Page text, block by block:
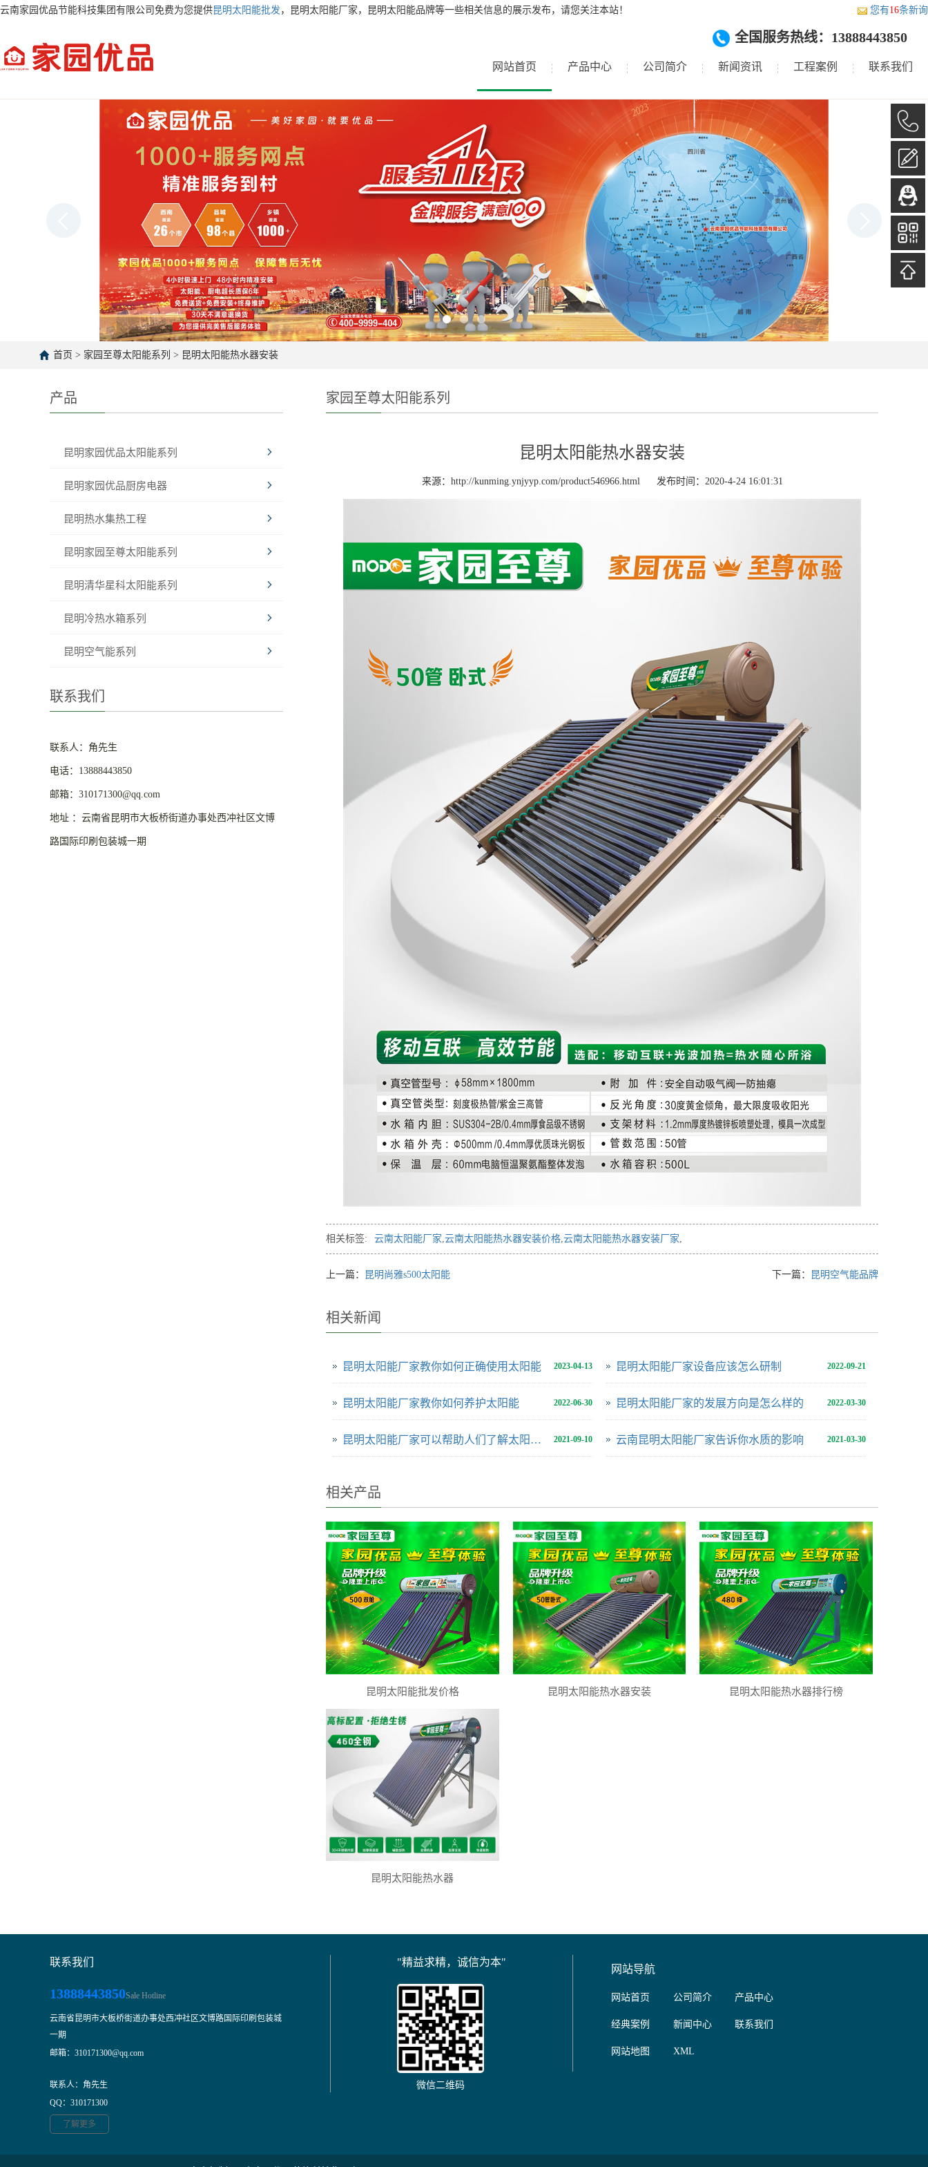
云南家园优品节能科技集团有限公司免费为您提供昆明太阳能批发 ，昆明太阳能厂家，昆明太阳能品牌等一些相关信息的展示发布，请您关注本站！ 您有16条新
网站首页 产品中心 公司简介 新闻资讯 工程案例 联系我们
全国服务热线：13888443850
首页 > 家园至尊太阳能系列 > 昆明太阳能热水器安装
产品
昆明家园优品太阳能系列
昆明家园优品厨房电器
昆明热水集热工程
昆明家园至尊太阳能系列
昆明清华星科太阳能系列
昆明冷热水箱系列
昆明空气能系列
联系我们
联系人：角先生
电话：13888443850
邮箱：310171300@qq.com
地址 ：云南省昆明市大板桥街道办事处西冲社区文博
路国际印刷包装城一期
家园至尊太阳能系列
昆明太阳能热水器安装
来源：http://kunming.ynjyyp.com/product546966.html 发布时间：2020-4-24 16:01:31
相关标签: 云南太阳能厂家,云南太阳能热水器安装价格,云南太阳能热水器安装厂家,
上一篇： 昆明尚雅s500太阳能 下一篇： 昆明空气能品牌
相关新闻
2023-04-13
昆明太阳能厂家教你如何正确使用太阳能 2022-09-21
昆明太阳能厂家设备应该怎么研制
2022-06-30
昆明太阳能厂家教你如何养护太阳能 2022-03-30
昆明太阳能厂家的发展方向是怎么样的
2021-09-10
昆明太阳能厂家可以帮助人们了解太阳能设备 2021-03-30
云南昆明太阳能厂家告诉你水质的影响
相关产品
昆明太阳能批发价格 昆明太阳能热水器安装 昆明太阳能热水器排行榜
昆明太阳能热水器
联系我们
13888443850Sale Hotline
云南省昆明市大板桥街道办事处西冲社区文博路国际印刷包装城
一期
邮箱：310171300@qq.com
联系人：角先生
QQ：310171300
了解更多
"精益求精，诚信为本"
微信二维码
网站导航
网站首页 公司简介 产品中心
经典案例 新闻中心 联系我们
网站地图 XML